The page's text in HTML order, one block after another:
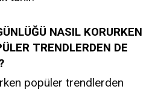
NASIL KORURKEN
TRENDLERDEN DE
popüler trendlerden